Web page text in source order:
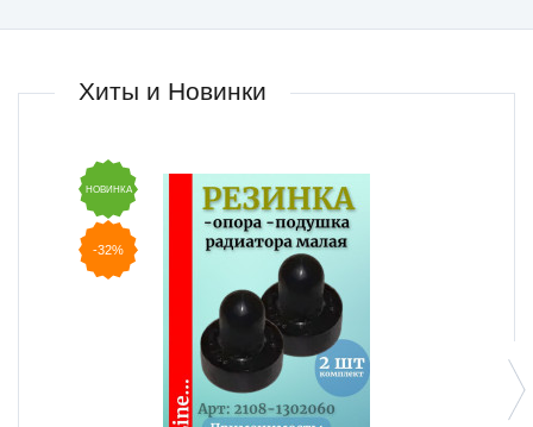
Хиты и Новинки
НОВИНКА
-32%